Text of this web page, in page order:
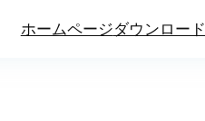
ホームページダウンロード